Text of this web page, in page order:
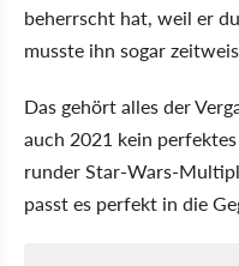
beherrscht hat, weil er
musste ihn sogar
Das gehört alles der
auch 2021 kein
runder Star-Wars-
passt es perfekt in die